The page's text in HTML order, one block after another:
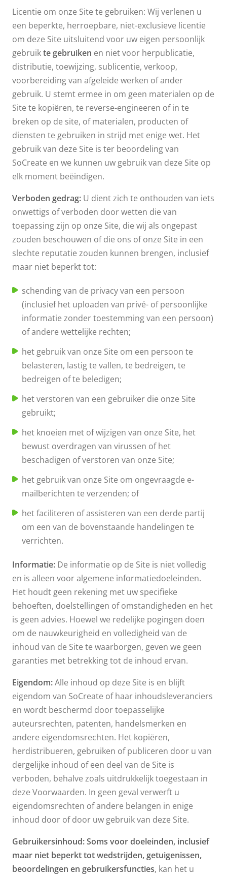
Licentie om onze Site te gebruiken: Wij verlenen u
een beperkte, herroepbare, niet-exclusieve licentie
om deze Site uitsluitend voor uw eigen persoonlijk
gebruikte gebruiken en niet voor herpublicatie,
distributie, toewijzing, sublicentie, verkoop,
voorbereiding van afgeleide werken of ander
gebruik. U stemt ermee in om geen materialen op de
Site te kopiëren, te reverse-engineeren of in te
breken op de site, of materialen, producten of
diensten te gebruiken in strijd met enige wet. Het
gebruik van deze Site is ter beoordeling van
SoCreate en we kunnen uw gebruik van deze Site op
elk moment beëindigen.
Verboden gedrag: U dient zich te onthouden van iets
onwettigs of verboden door wetten die van
toepassing zijn op onze Site, die wij als ongepast
zouden beschouwen of die ons of onze Site in een
slechte reputatie zouden kunnen brengen, inclusief
maar niet beperkt tot:
schending van de privacy van een persoon
(inclusief het uploaden van privé- of persoonlijke
informatie zonder toestemming van een persoon)
of andere wettelijke rechten;
het gebruik van onze Site om een persoon te
belasteren, lastig te vallen, te bedreigen, te
bedreigen of te beledigen;
het verstoren van een gebruiker die onze Site
gebruikt;
het knoeien met of wijzigen van onze Site, het
bewust overdragen van virussen of het
beschadigen of verstoren van onze Site;
het gebruik van onze Site om ongevraagde e-
mailberichten te verzenden; of
het faciliteren of assisteren van een derde partij
om een van de bovenstaande handelingen te
verrichten.
Informatie: De informatie op de Site is niet volledig
en is alleen voor algemene informatiedoeleinden.
Het houdt geen rekening met uw specifieke
behoeften, doelstellingen of omstandigheden en het
is geen advies. Hoewel we redelijke pogingen doen
om de nauwkeurigheid en volledigheid van de
inhoud van de Site te waarborgen, geven we geen
garanties met betrekking tot de inhoud ervan.
Eigendom:Alle inhoud op deze Site is en blijft
eigendom van SoCreate of haar inhoudsleveranciers
en wordt beschermd door toepasselijke
auteursrechten, patenten, handelsmerken en
andere eigendomsrechten. Het kopiëren,
herdistribueren, gebruiken of publiceren door u van
dergelijke inhoud of een deel van de Site is
verboden, behalve zoals uitdrukkelijk toegestaan in
deze Voorwaarden. In geen geval verwerft u
eigendomsrechten of andere belangen in enige
inhoud door of door uw gebruik van deze Site.
Gebruikersinhoud: Soms voor doeleinden, inclusief
maar niet beperkt tot wedstrijden, getuigenissen,
beoordelingen en gebruikersfuncties, kan het u